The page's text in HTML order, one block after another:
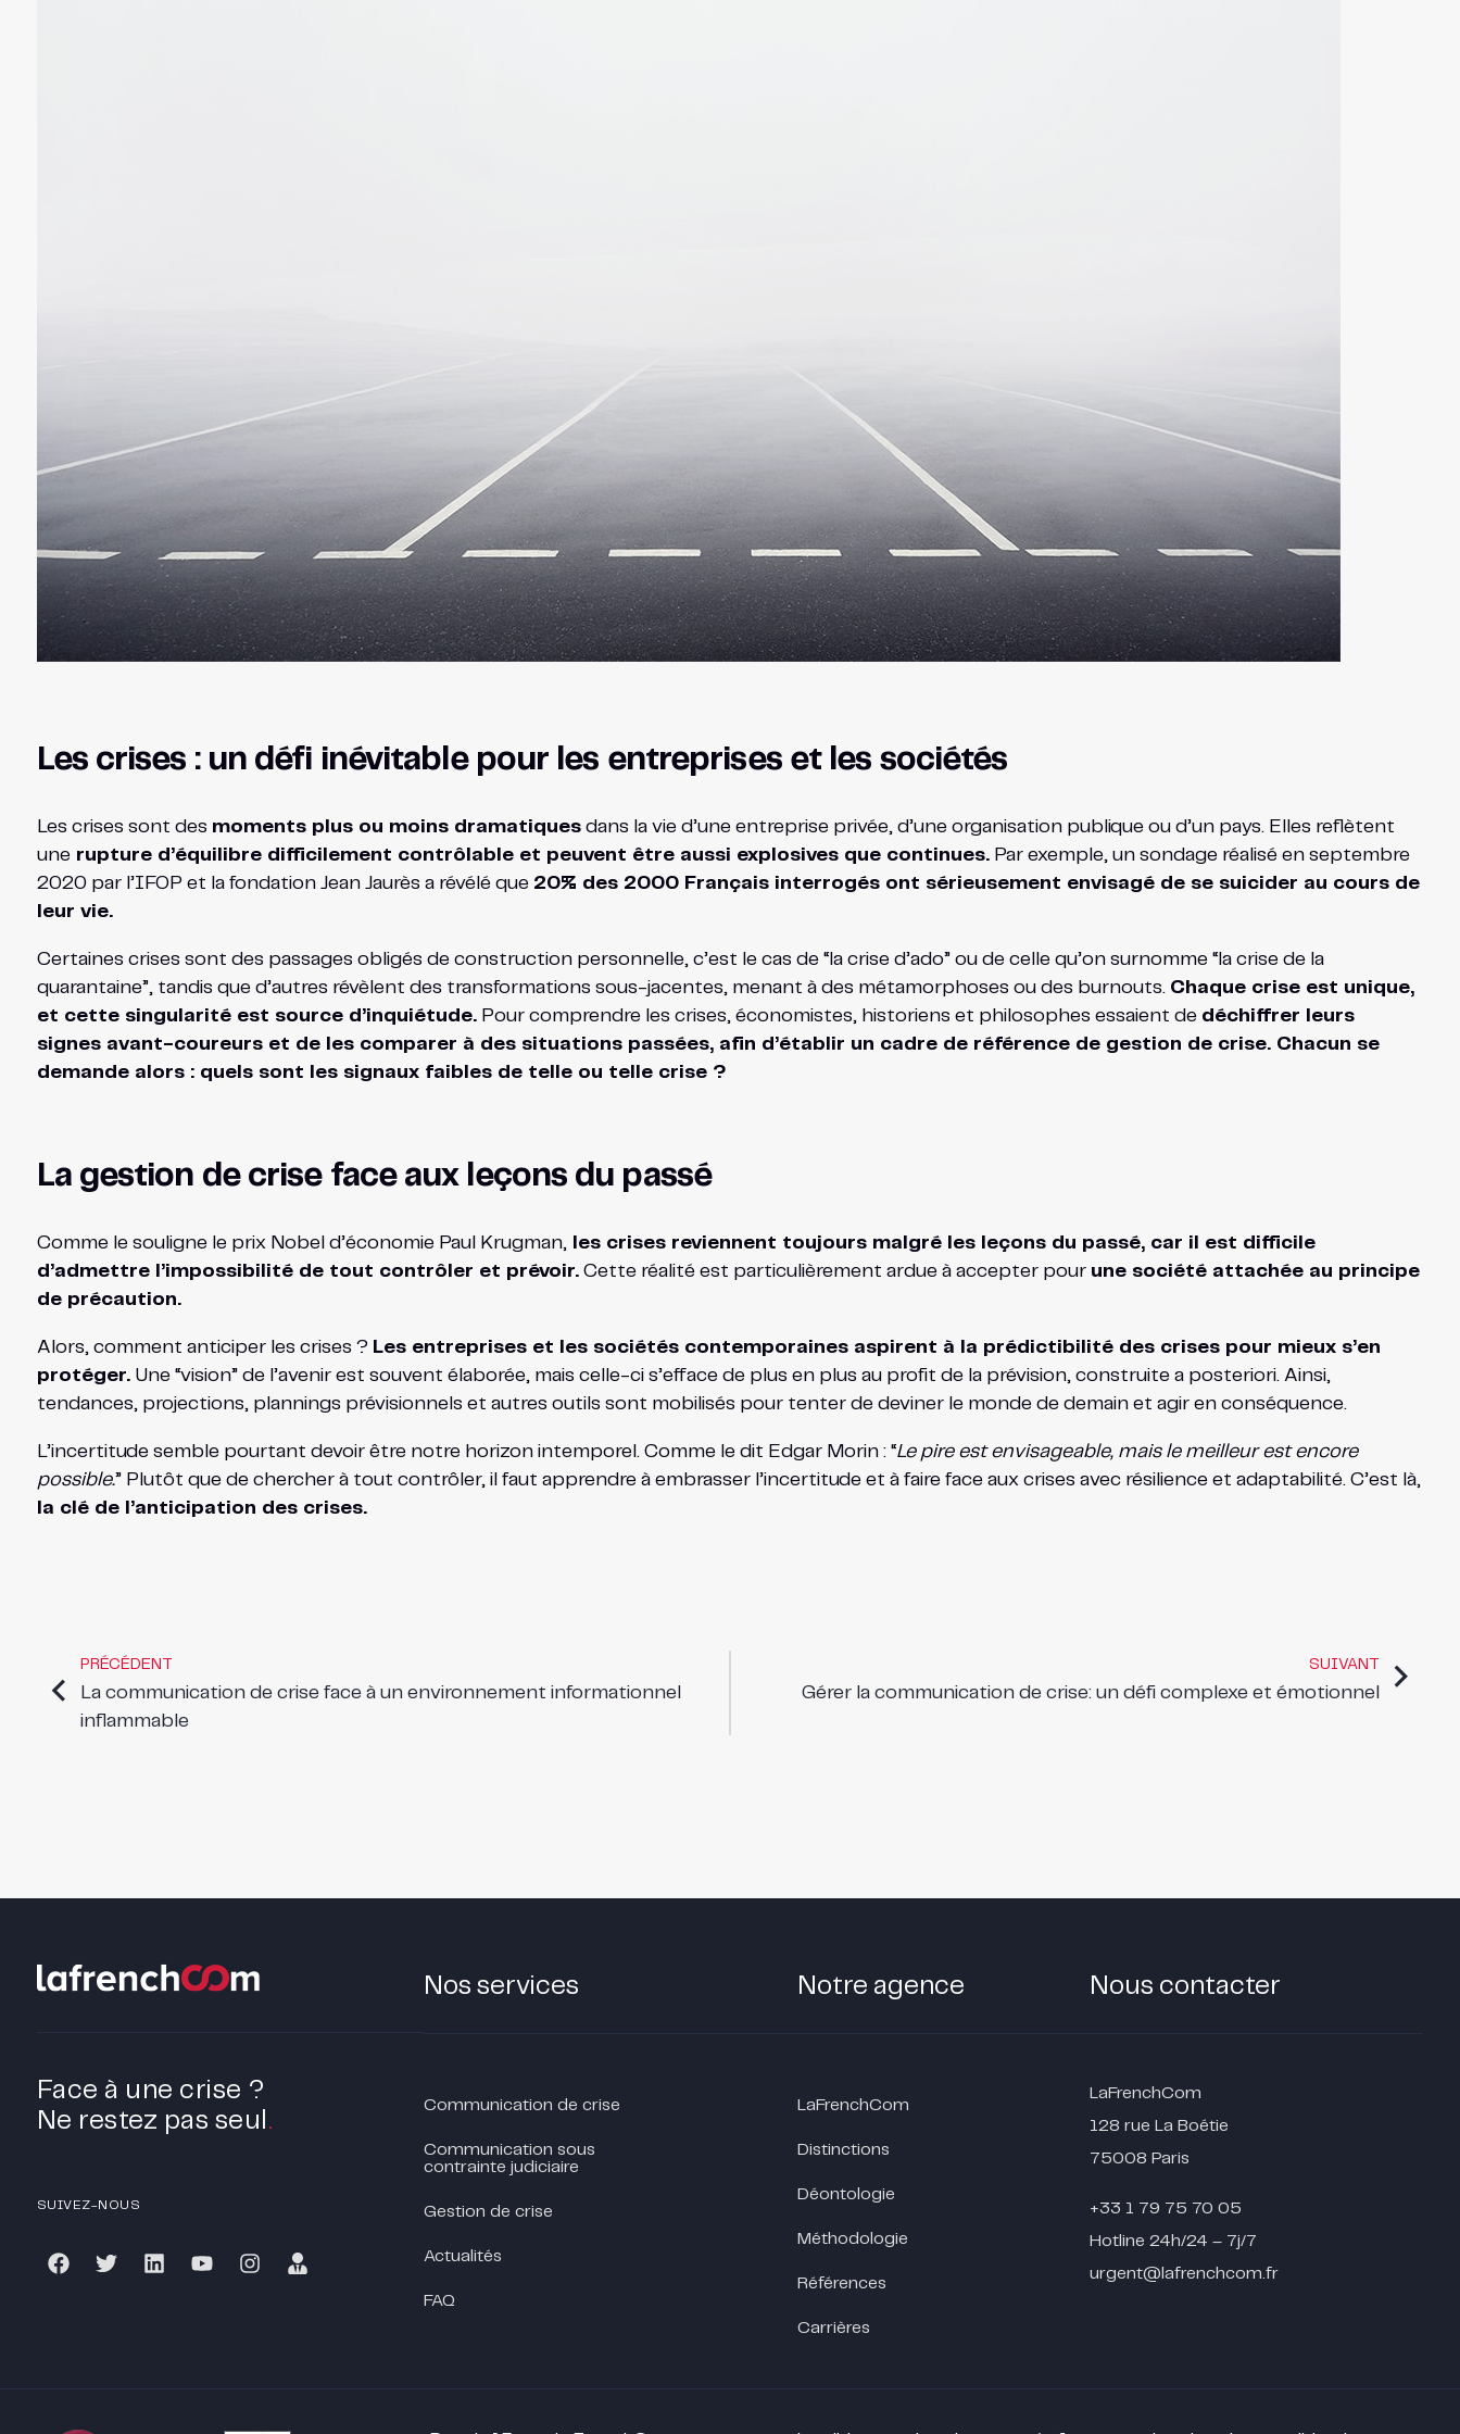
Les crises : un défi inévitable pour les entreprises et les sociétés
Les crises sont des moments plus ou moins dramatiquesdans la vie d’une entreprise privée, d’une organisation publique ou d’un pays. Elles reflètent
unerupture d’équilibre difficilement contrôlable et peuvent être aussi explosives que continues.Par exemple, un sondage réalisé en septembre
2020 par l’IFOP et la fondation Jean Jaurès a révélé que 20% des 2000 Français interrogés ont sérieusement envisagé de se suicider au cours de
leur vie.
Certaines crises sont des passages obligés de construction personnelle, c’est le cas de “la crise d’ado” ou de celle qu’on surnomme “la crise de la
quarantaine”, tandis que d’autres révèlent des transformations sous-jacentes, menant à des métamorphoses ou des burnouts. Chaque crise est unique,
et cette singularité est source d’inquiétude.Pour comprendre les crises, économistes, historiens et philosophes essaient de déchiffrer leurs
signes avant-coureurs et de les comparer à des situations passées, afin d’établir un cadre de référence de gestion de crise. Chacun se
demande alors : quels sont les signaux faibles de telle ou telle crise ?
La gestion de crise face aux leçons du passé
Comme le souligne le prix Nobel d’économie Paul Krugman,les crises reviennent toujours malgré les leçons du passé, car il est difficile
d’admettre l’impossibilité de tout contrôler et prévoir.Cette réalité est particulièrement ardue à accepter pour une société attachée au principe
de précaution.
Alors, comment anticiper les crises ? Les entreprises et les sociétés contemporaines aspirent à la prédictibilité des crises pour mieux s’en
protéger.Une “vision” de l’avenir est souvent élaborée, mais celle-ci s’efface de plus en plus au profit de la prévision, construite a posteriori. Ainsi,
tendances, projections, plannings prévisionnels et autres outils sont mobilisés pour tenter de deviner le monde de demain et agir en conséquence.
L’incertitude semble pourtant devoir être notre horizon intemporel. Comme le dit Edgar Morin : “Le pire est envisageable, mais le meilleur est encore
possible.” Plutôt que de chercher à tout contrôler, il faut apprendre à embrasser l’incertitude et à faire face aux crises avec résilience et adaptabilité. C’est là,
la clé de l’anticipation des crises.
PRÉCÉDENT
La communication de crise face à un environnement informationnel
inflammable
SUIVANT
Gérer la communication de crise: un défi complexe et émotionnel
Face à une crise ?
Ne restez pas seul .
SUIVEZ-NOUS
Nos services
Communication de crise
Communication sous
contrainte judiciaire
Gestion de crise
Actualités
FAQ
Notre agence
LaFrenchCom
Distinctions
Déontologie
Méthodologie
Références
Carrières
Nous contacter
LaFrenchCom
128 rue La Boétie
75008 Paris
+33 1 79 75 70 05
Hotline 24h/24 – 7j/7
urgent@lafrenchcom.fr